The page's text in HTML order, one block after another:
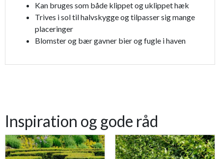
Kan bruges som både klippet og uklippet hæk
Trives i sol til halvskygge og tilpasser sig mange
placeringer
Blomster og bær gavner bier og fugle i haven
Inspiration og gode råd